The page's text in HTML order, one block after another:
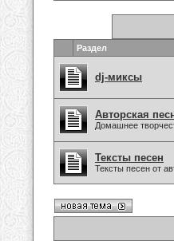
Раздел
dj-миксы
Авторская
Домашнее
Тексты песен
Тексты песен от